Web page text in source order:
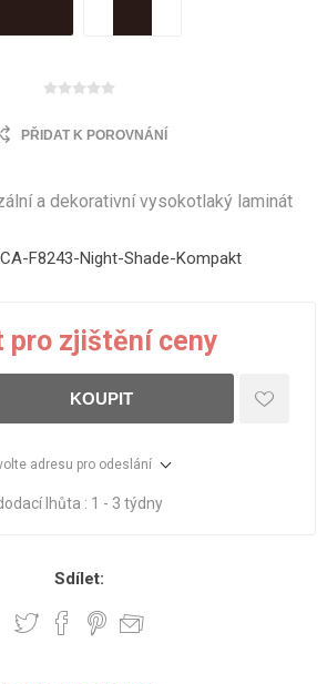
PŘIDAT K POROVNÁNÍ
a dekorativní vysokotlaký laminát
F8243-Night-Shade-Kompakt
pro zjištění ceny
KOUPIT
adresu pro odeslání
lhůta : 1 - 3 týdny
Sdílet: